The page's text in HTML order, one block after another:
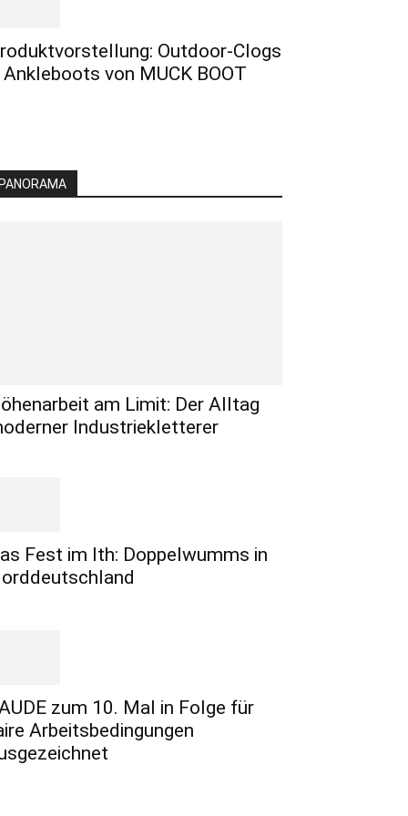
Outdoor-Clogs
Ankleboots von MUCK BOOT
PANORAMA
am Limit: Der Alltag
Industriekletterer
Fest im Ith: Doppelwumms in
zum 10. Mal in Folge für
Arbeitsbedingungen